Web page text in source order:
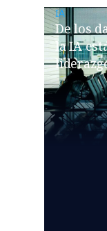
IA
De los
la IA